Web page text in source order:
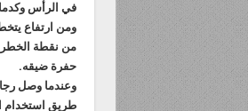
في الرأس
من نقطة الخطر
حفرة ضيقه.
وعندما وصل
طريق استخدام